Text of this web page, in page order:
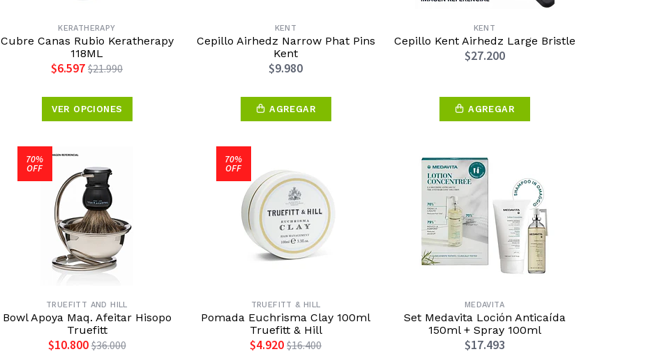
KERATHERAPY
Cubre Canas Rubio Keratherapy
118ML
$6.597 $21.990
VER OPCIONES
KENT
Cepillo Airhedz Narrow Phat Pins
Kent
$9.980
AGREGAR
KENT
Cepillo Kent Airhedz Large Bristle
$27.200
AGREGAR
70%
OFF
TRUEFITT AND HILL
Bowl Apoya Maq. Afeitar Hisopo
Truefitt
$10.800 $36.000
70%
OFF
TRUEFITT & HILL
Pomada Euchrisma Clay 100ml
Truefitt & Hill
$4.920 $16.400
MEDAVITA
Set Medavita Loción Anticaída
150ml + Spray 100ml
$17.493